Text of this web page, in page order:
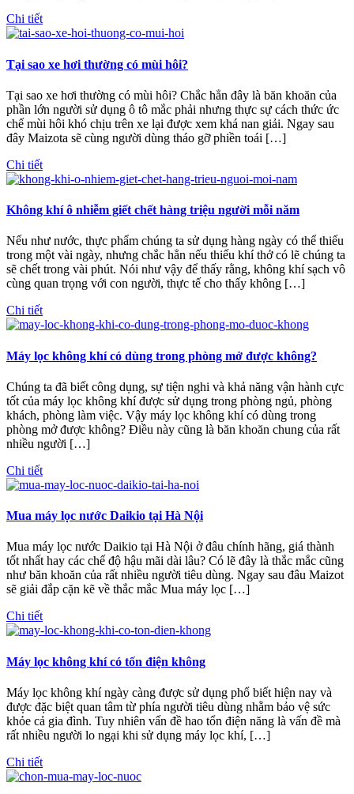
Chi tiết
Tại sao xe hơi thường có mùi hôi?
Tại sao xe hơi thường có mùi hôi? Chắc hẳn đây là băn khoăn của
phần lớn người sử dụng ô tô mắc phải nhưng thực sự cách thức ức
chế mùi hôi khó chịu trên xe lại được xem khá nan giải. Ngay sau
đây Maizota sẽ cùng người dùng tháo gỡ phiền toái […]
Chi tiết
Không khí ô nhiễm giết chết hàng triệu người mỗi năm
Nếu như nước, thực phẩm chúng ta sử dụng hàng ngày có thể thiếu
trong một vài ngày, nhưng chắc hẳn nếu thiếu khí thở có lẽ chúng ta
sẽ chết trong vài phút. Nói như vậy để thấy rằng, không khí sạch vô
cùng quan trọng với con người, thực tế cho thấy không […]
Chi tiết
Máy lọc không khí có dùng trong phòng mở được không?
Chúng ta đã biết công dụng, sự tiện nghi và khả năng vận hành cực
tốt của máy lọc không khí được sử dụng trong phòng ngủ, phòng
khách, phòng làm việc. Vậy máy lọc không khí có dùng trong
phòng mở được không? Điều này cũng là băn khoăn chung của rất
nhiều người […]
Chi tiết
Mua máy lọc nước Daikio tại Hà Nội
Mua máy lọc nước Daikio tại Hà Nội ở đâu chính hãng, giá thành
tốt nhất hay các chế độ hậu mãi dài lâu? Có lẽ đây là thắc mắc cũng
như băn khoăn của rất nhiều người tiêu dùng. Ngay sau đâu Maizot
sẽ giải đắp cặn kẽ về thắc mắc Mua máy lọc […]
Chi tiết
Máy lọc không khí có tốn điện không
Máy lọc không khí ngày càng được sử dụng phổ biết hiện nay và
được đặc biệt quan tâm từ phía người tiêu dùng nhằm bảo vệ sức
khỏe cả gia đình. Tuy nhiên vấn đề hao tổn điện năng là vấn đề mà
rất nhiều người lo ngại khi sử dụng máy lọc khí, […]
Chi tiết